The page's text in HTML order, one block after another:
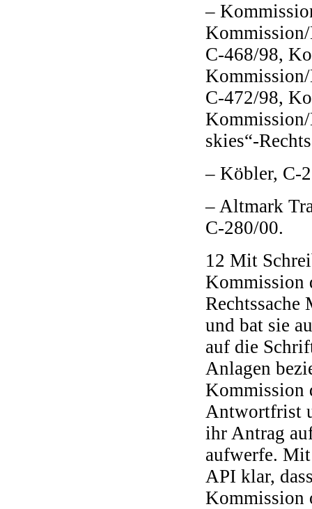
–
Kommission/
C‑468/98,
C‑472/98,
Kommission/
skies“-
– Köbler,
– Altmark
C‑280/00.
12 Mit
Kommission
und bat sie
auf die
Anlagen
Kommission
Antwortfrist
ihr Antrag
aufwerfe.
API klar,
Kommission